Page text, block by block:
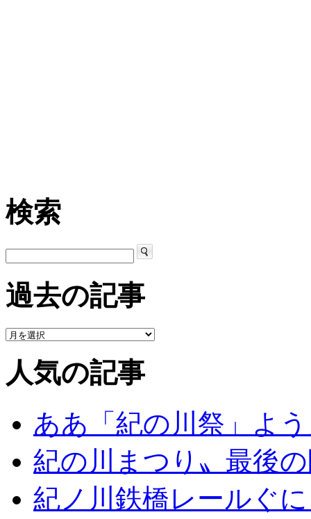
検索
過去の記事
人気の記事
ああ「紀の川祭」よ
紀の川まつり〟最後
紀ノ川鉄橋レールぐ